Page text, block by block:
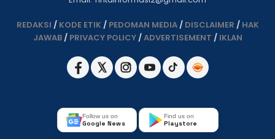
REDAKSI / KODE ETIK / PEDOMAN MEDIA/ DISCLAIMER / HAK
JAWAB/ PRIVACY POLICY/ADVERTISEMENT / IKLAN
Follow us on
Google News
Find us on
Playstore